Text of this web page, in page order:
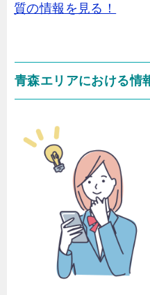
質の情報を見る！
青森エリアにおける情